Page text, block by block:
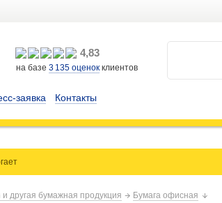
4,83
на базе 3 135 оценок клиентов
заявка Контакты
и другая бумажная продукция Бумага офисная